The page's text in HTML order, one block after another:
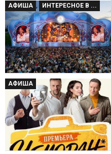
АФИША , ИНТЕРЕСНОЕ В ...
АФИША